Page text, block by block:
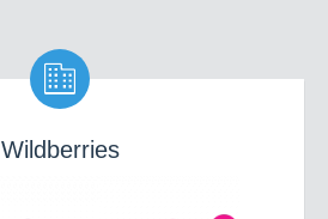

Wildberries